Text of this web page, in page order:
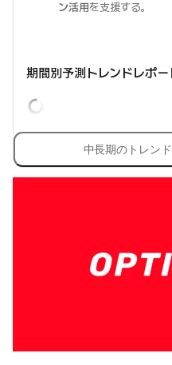
ン活用を支援する。
期間別予測トレンドレポー
中長期のトレン